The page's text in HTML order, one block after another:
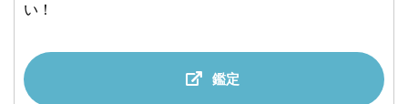
い！
鑑定